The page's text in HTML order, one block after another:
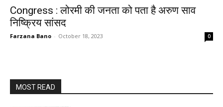
Congress : लोरमी की जनता को पता है अरुण साव
निष्क्रिय सांसद
Farzana Bano - October 18, 2023 0
MOST READ